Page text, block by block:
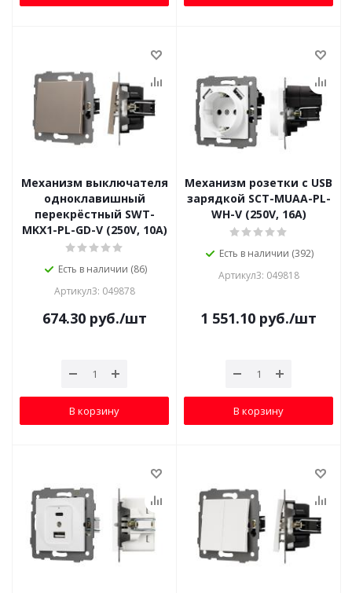
Механизм выключателя
одноклавишный
перекрёстный SWT-
MKX1-PL-GD-V (250V, 10A)
Есть в наличии (86)
Артикул3: 049878
674.30руб./шт
В корзину
Механизм розетки с USB
зарядкой SCT-MUAA-PL-
WH-V (250V, 16A)
Есть в наличии (392)
Артикул3: 049818
1 551.10 руб./шт
В корзину